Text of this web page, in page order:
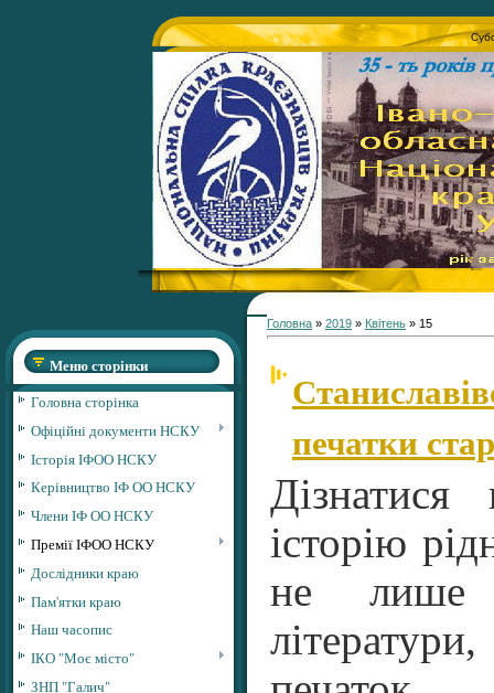
Меню сторінки
Головна сторінка
Офіційні документи НСКУ
Історія ІФОО НСКУ
Керівництво ІФ ОО НСКУ
Члени ІФ ОО НСКУ
Премії ІФОО НСКУ
Дослідники краю
Пам'ятки краю
Наш часопис
ІКО "Моє місто"
ЗНП "Галич"
Головна » 2019 » Квітень » 15
печатки
історію
не лише